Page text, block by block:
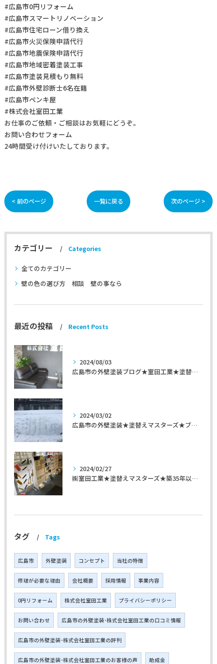
#広島市0円リフォーム
#広島市スマートリノベーション
#広島市住宅ローン借り換え
#広島市火災保険申請代行
#広島市地震保険申請代行
#広島市地域密着塗装工事
#広島市塗装見積もり無料
#広島市外壁診断士6名在籍
#広島市ペンキ屋
#株式会社室田工業
お仕事のご依頼・ご相談はお気軽にどうぞ。
お問い合わせフォーム
24時間受け付けいたしております。
< 前のページ 一覧に戻る 次のページ >
カテゴリー Categories
全てのカテゴリー
壁の色の選び方 相談 壁の事なら
最近の投稿 Recent Posts
2024/08/03
広島市の外壁塗装ブログ★室田工業★塗替えマスターズ★外壁リフォーム
2024/03/02
広島市の外壁塗装★塗替えマスターズ★ブログ「初めて家を手入れするのに」
2024/02/27
㈱室田工業★塗替えマスターズ★築35年以上のお宅の施工事例
タグ Tags
広島市 外壁塗装 コンセプト 当社の特徴
修理が必要な理由 会社概要 採用情報 事業内容
0円リフォーム 株式会社室田工業 プライバシーポリシー
お問い合わせ 広島市の外壁塗装･株式会社室田工業の口コミ情報
広島市の外壁塗装･株式会社室田工業の評判
広島市の外壁塗装･株式会社室田工業のお客様の声 助成金